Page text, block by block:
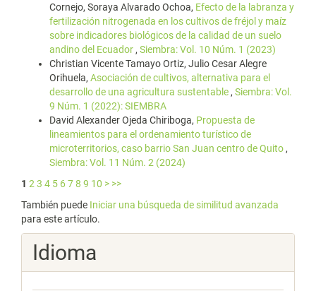
Cornejo, Soraya Alvarado Ochoa, Efecto de la labranza y
fertilización nitrogenada en los cultivos de fréjol y maíz
sobre indicadores biológicos de la calidad de un suelo
andino del Ecuador , Siembra: Vol. 10 Núm. 1 (2023)
Christian Vicente Tamayo Ortiz, Julio Cesar Alegre
Orihuela, Asociación de cultivos, alternativa para el
desarrollo de una agricultura sustentable , Siembra: Vol.
9 Núm. 1 (2022): SIEMBRA
David Alexander Ojeda Chiriboga, Propuesta de
lineamientos para el ordenamiento turístico de
microterritorios, caso barrio San Juan centro de Quito ,
Siembra: Vol. 11 Núm. 2 (2024)
1 2 3 4 5 678 9 10 > >>
También puede Iniciar una búsqueda de similitud avanzada
para este artículo.
Idioma